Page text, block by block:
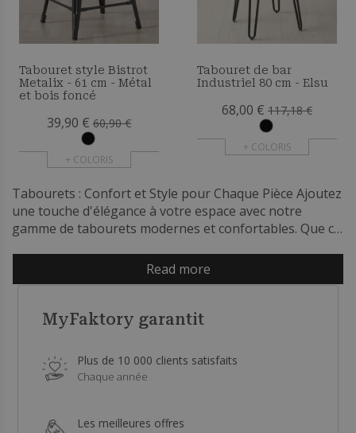
Tabouret style Bistrot
Metalix - 61 cm - Métal
et bois foncé
39,90 € 60,90 €
+ COLORIS
Tabouret de bar
Industriel 80 cm - Elsu
68,00 € 117,18 €
+ COLORIS
Tabourets : Confort et Style pour Chaque Pièce Ajoutez
une touche d'élégance à votre espace avec notre
gamme de tabourets modernes et confortables. Que ce
sont conçus pour offrir un mélange parfait de style et
de fonctionnalité. Styles Variés et Design Élégant Nous
différents styles et matériaux. Choisissez parmi des
tabourets en bois pour un look rustique, en métal pour
option contemporaine et facile à entretenir. Nos
designs élégants s'intègrent parfaitement dans tout
confort est primordial lorsqu'il s'agit de choisir des
Read more
MyFaktory garantit
Plus de 10 000 clients satisfaits
Chaque année
Les meilleures offres